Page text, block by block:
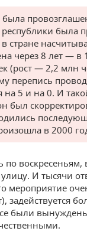
была
стране
через 8 лет — в
(рост — 2,2 млн
перепись
на 5 и на 0. И
был
в 2000
воскресеньям,
И тысячи
мероприятие
задействуется
были